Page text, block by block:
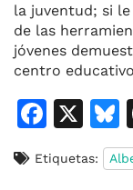
la juventud; si
de las
jóvenes
centro
F
c
X
Etiquetas: